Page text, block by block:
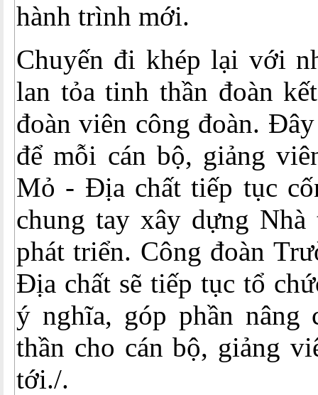
hành trình mới.
Chuyến đi khép lại với
lan tỏa tinh thần đoàn
đoàn viên công đoàn.
để mỗi cán bộ, giảng
Mỏ - Địa chất tiếp tục
chung tay xây dựng Nhà
phát triển. Công đoàn
Địa chất sẽ tiếp tục tổ
ý nghĩa, góp phần nâng
thần cho cán bộ, giảng
tới./.